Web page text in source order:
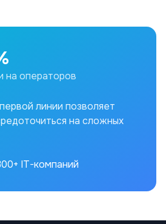
на операторов
линии позволяет
на сложных
IT-компаний